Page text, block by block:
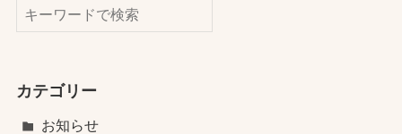
検索
カテゴリー
お知らせ